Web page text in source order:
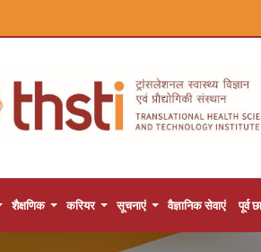
शैक्षणिक करियर सूचनाएं वैज्ञानिक सेवाएं पूर्व